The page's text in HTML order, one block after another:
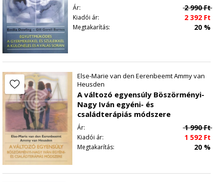
Ár: 2 990Ft
Kiadói ár: 2 392 Ft
Megtakarítás: 20 %
Else-Marie van den Eerenbeemt Ammy van
Heusden
A változó egyensúly Böszörményi-
Nagy Iván egyéni- és
családterápiás módszere
Ár: 1 990Ft
Kiadói ár: 1 592 Ft
Megtakarítás: 20 %